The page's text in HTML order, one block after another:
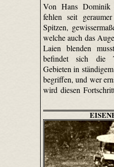
Von Hans Dominik
fehlen seit
Spitzen,
welche auch das
Laien blenden
befindet sich die
Gebieten in
begriffen, und wer
wird diesen